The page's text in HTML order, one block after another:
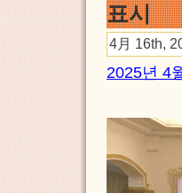
표시
4月 16th,
2025년 4